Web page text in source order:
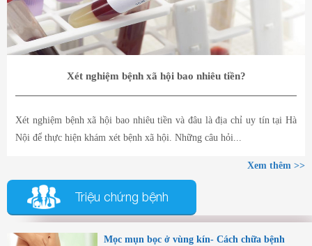
Xét nghiệm bệnh xã hội bao nhiêu tiền?
Xét nghiệm bệnh xã hội bao nhiêu tiền và đâu là địa chỉ uy tín tại Hà
Nội để thực hiện khám xét bệnh xã hội. Những câu hỏi...
Xem thêm >>
Triệu chứng bệnh
Mọc mụn bọc ở vùng kín- Cách chữa bệnh